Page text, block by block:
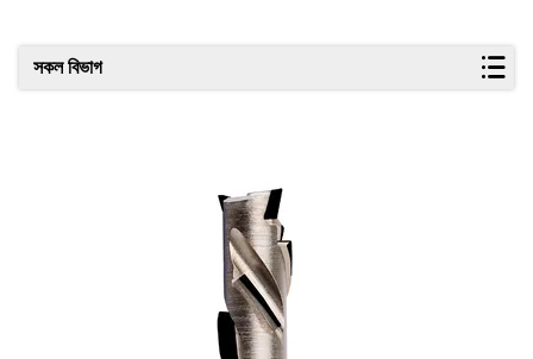
সকল বিভাগ